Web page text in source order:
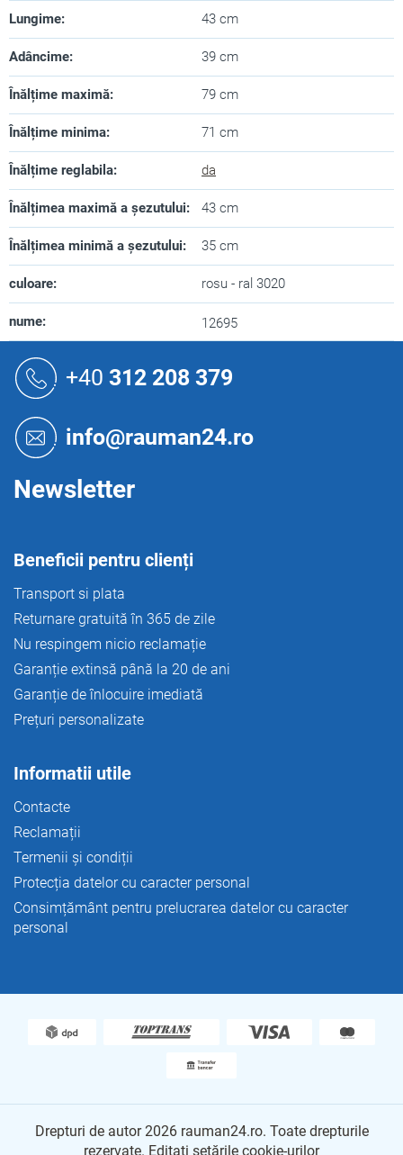
Lungime: 43 cm
Adâncime: 39 cm
Înălțime maximă: 79 cm
Înălțime minima: 71 cm
Înălțime reglabila: da
Înălțimea maximă a șezutului: 43 cm
Înălțimea minimă a șezutului: 35 cm
culoare: rosu - ral 3020
nume: 12695
+40 312 208 379
info@rauman24.ro
Newsletter
Beneficii pentru clienți
Transport si plata
Returnare gratuită în 365 de zile
Nu respingem nicio reclamație
Garanție extinsă până la 20 de ani
Garanție de înlocuire imediată
Prețuri personalizate
Informatii utile
Contacte
Reclamații
Termenii și condiții
Protecția datelor cu caracter personal
Consimțământ pentru prelucrarea datelor cu caracter
personal
Drepturi de autor 2026 rauman24.ro. Toate drepturile
rezervate. Editați setările cookie-urilor